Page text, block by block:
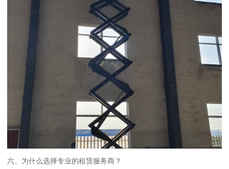
六、为什么选择专业的租赁服务商？